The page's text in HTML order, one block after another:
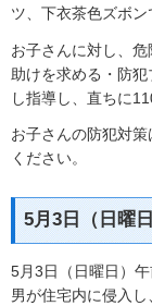
ツ、下衣茶色ズボン
お子さんに対し、
助けを求める・防
し指導し、直ちに
お子さんの防犯対策
ください。
5月3日（日曜
5月3日（日曜日）
男が住宅内に侵入